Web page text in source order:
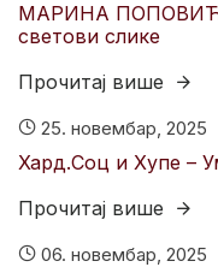
МАРИНА ПОПОВИЋ
светови слике
Прочитај више
25. новембар, 2025
Хард.Соц и Хyпе –
Прочитај више
06. новембар, 2025